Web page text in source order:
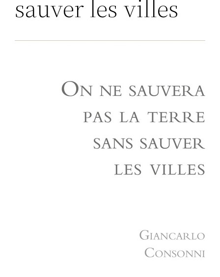
sauver les villes